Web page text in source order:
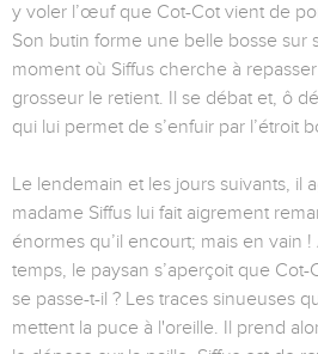
y voler l’œuf que Cot-Cot vient de
Son butin forme une belle bosse sur
moment où Siffus cherche à
grosseur le retient. Il se débat et, ô
qui lui permet de s’enfuir par l’étroit
Le lendemain et les jours suivants, il
madame Siffus lui fait aigrement
énormes qu’il encourt; mais en vain
temps, le paysan s’aperçoit que
se passe-t-il ? Les traces sinueuses
mettent la puce à l'oreille. Il prend